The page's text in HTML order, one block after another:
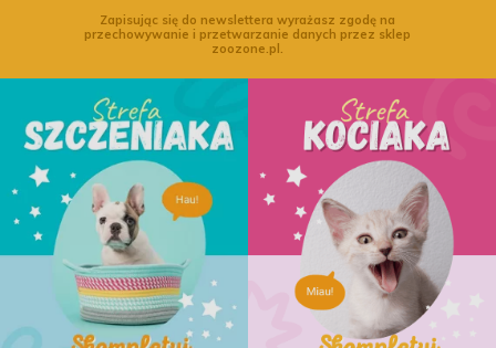
Zapisując się do newslettera wyrażasz zgodę na
przechowywanie i przetwarzanie danych przez sklep
zoozone.pl.